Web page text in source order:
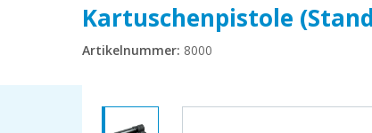
Kartuschenpistole
Artikelnummer: 8000